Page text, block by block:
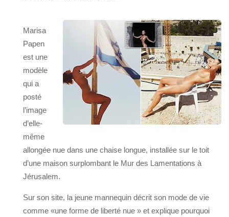
Marisa
Papen
est une
modèle
qui a
posté
l’image
d’elle-
même
allongée nue dans une chaise longue, installée sur le toit
d’une maison surplombant le Mur des Lamentations à
Jérusalem.
Sur son site, la jeune mannequin décrit son mode de vie
comme «une forme de liberté nue » et explique pourquoi